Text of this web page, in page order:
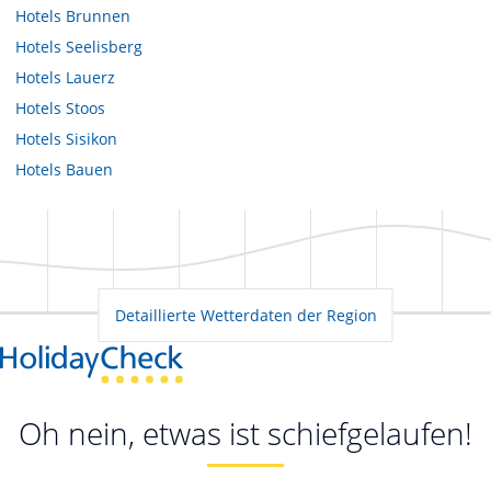
Hotels Brunnen
Hotels Seelisberg
Hotels Lauerz
Hotels Stoos
Hotels Sisikon
Hotels Bauen
Detaillierte Wetterdaten der Region
Oh nein, etwas ist schiefgelaufen!